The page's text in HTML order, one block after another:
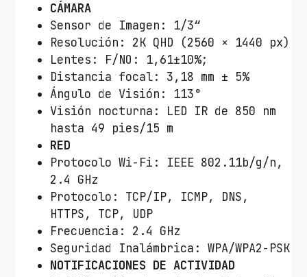
CÁMARA
Sensor de Imagen: 1/3“
Resolución: 2K QHD (2560 × 1440 px)
Lentes: F/NO: 1,61±10%;
Distancia focal: 3,18 mm ± 5%
Ángulo de Visión: 113°
Visión nocturna: LED IR de 850 nm
hasta 49 pies/15 m
RED
Protocolo Wi-Fi: IEEE 802.11b/g/n,
2.4 GHz
Protocolo: TCP/IP, ICMP, DNS,
HTTPS, TCP, UDP
Frecuencia: 2.4 GHz
Seguridad Inalámbrica: WPA/WPA2-PSK
NOTIFICACIONES DE ACTIVIDAD